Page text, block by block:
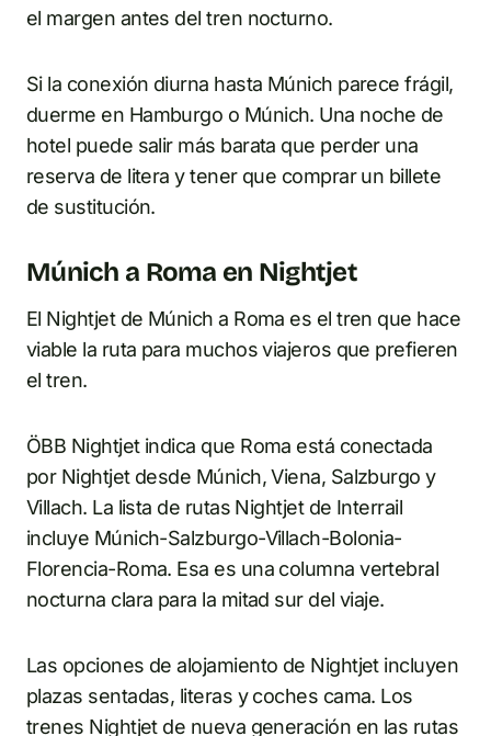
el margen antes del tren nocturno.
Si la conexión diurna hasta Múnich parece frágil,
duerme en Hamburgo o Múnich. Una noche de
hotel puede salir más barata que perder una
reserva de litera y tener que comprar un billete
de sustitución.
Múnich a Roma en Nightjet
El Nightjet de Múnich a Roma es el tren que hace
viable la ruta para muchos viajeros que prefieren
el tren.
ÖBB Nightjet indica que Roma está conectada
por Nightjet desde Múnich, Viena, Salzburgo y
Villach. La lista de rutas Nightjet de Interrail
incluye Múnich-Salzburgo-Villach-Bolonia-
Florencia-Roma. Esa es una columna vertebral
nocturna clara para la mitad sur del viaje.
Las opciones de alojamiento de Nightjet incluyen
plazas sentadas, literas y coches cama. Los
trenes Nightjet de nueva generación en las rutas